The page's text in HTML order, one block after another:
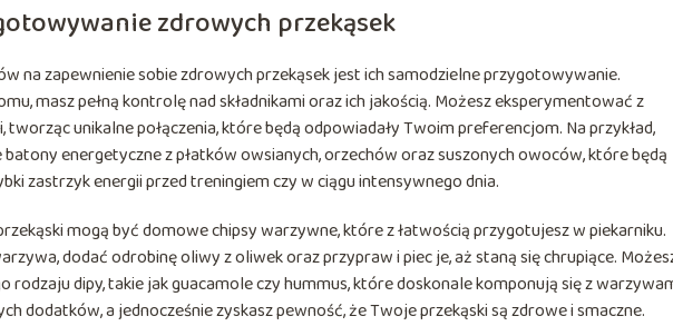
zdrowych przekąsek
na zapewnienie sobie zdrowych przekąsek jest ich samodzielne przygotowywanie.
masz pełną kontrolę nad składnikami oraz ich jakością. Możesz eksperymentować z
unikalne połączenia, które będą odpowiadały Twoim preferencjom. Na przykład,
energetyczne z płatków owsianych, orzechów oraz suszonych owoców, które będą
zastrzyk energii przed treningiem czy w ciągu intensywnego dnia.
mogą być domowe chipsy warzywne, które z łatwością przygotujesz w piekarniku.
dodać odrobinę oliwy z oliwek oraz przypraw i piec je, aż staną się chrupiące.
dipy, takie jak guacamole czy hummus, które doskonale komponują się z
dodatków, a jednocześnie zyskasz pewność, że Twoje przekąski są zdrowe i smaczne.